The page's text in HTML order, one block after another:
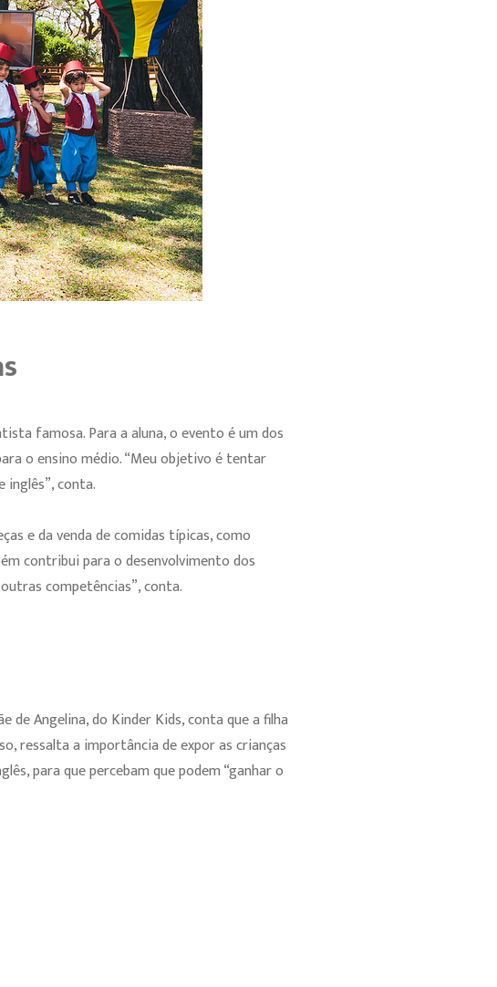
famosa. Para a aluna, o evento é um dos
o ensino médio. “Meu objetivo é tentar
inglês”, conta.
e da venda de comidas típicas, como
contribui para o desenvolvimento dos
competências”, conta.
de Angelina, do Kinder Kids, conta que a filha
ressalta a importância de expor as crianças
para que percebam que podem “ganhar o